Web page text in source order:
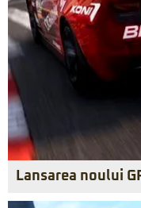
Lansarea noului